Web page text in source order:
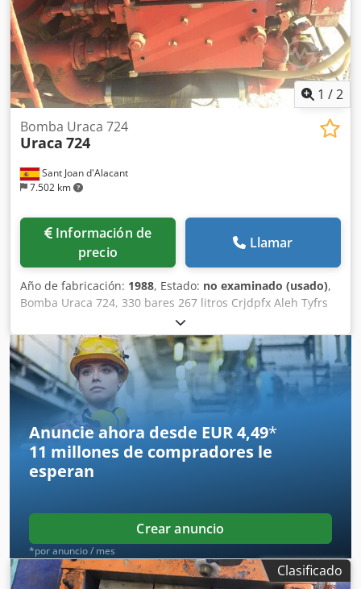
1 /2
Sant Joan d'Alacant
7.502 km
Bomba Uraca 724
Uraca 724
Información de
precio
Llamar
Año de fabricación: 1988, Estado: no examinado (usado),
Bomba Uraca 724, 330 bares 267 litros Crjdpfx Aleh Tyfrs
Anuncie ahora desde EUR 4,49*
11 millones de compradores le
esperan
Crear anuncio
*por anuncio / mes
Clasificado